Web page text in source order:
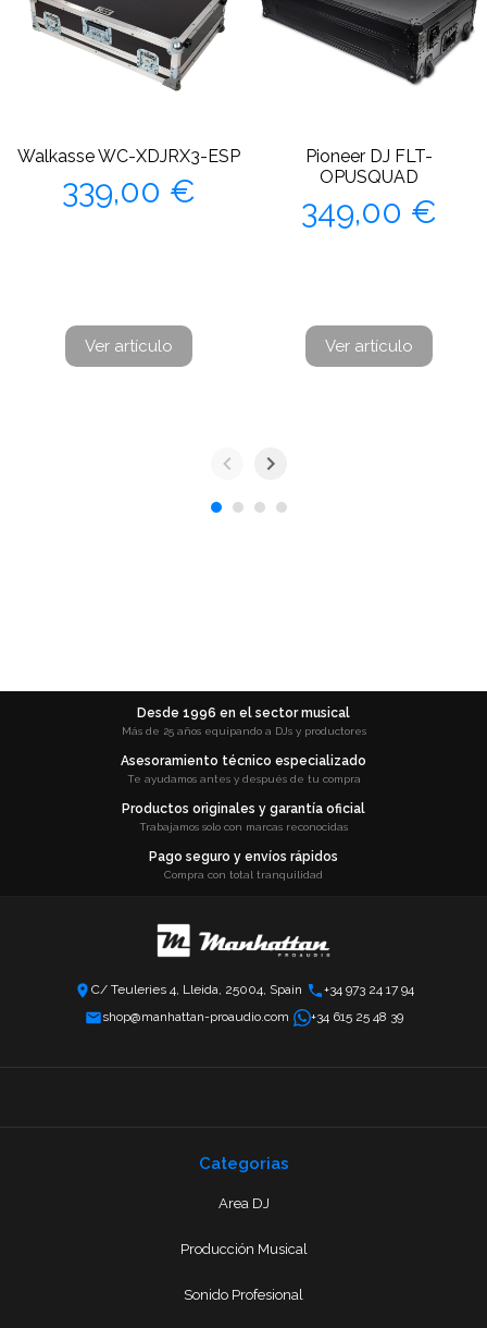
Walkasse WC-XDJRX3-ESP
Precio
339,00 €
Ver artículo
Pioneer DJ FLT-
OPUSQUAD
Precio
349,00 €
Ver artículo
Desde 1996 en el sector musical
Más de 25 años equipando a DJs y productores
Asesoramiento técnico especializado
Te ayudamos antes y después de tu compra
Productos originales y garantía oficial
Trabajamos solo con marcas reconocidas
Pago seguro y envíos rápidos
Compra con total tranquilidad
C/ Teuleries 4, Lleida, 25004, Spain
+34 973 24 17 94
shop@manhattan-proaudio.com
+34 615 25 48 39
Categorias
Area DJ
Producción Musical
Sonido Profesional